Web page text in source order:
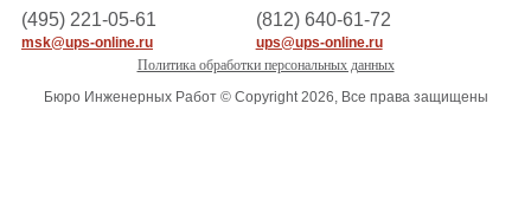
(495) 221-05-61
msk@ups-online.ru
(812) 640-61-72
ups@ups-online.ru
Политика обработки персональных данных
Бюро Инженерных Работ © Copyright 2026, Все права защищены